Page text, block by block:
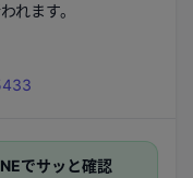
れます。
でサッと確認